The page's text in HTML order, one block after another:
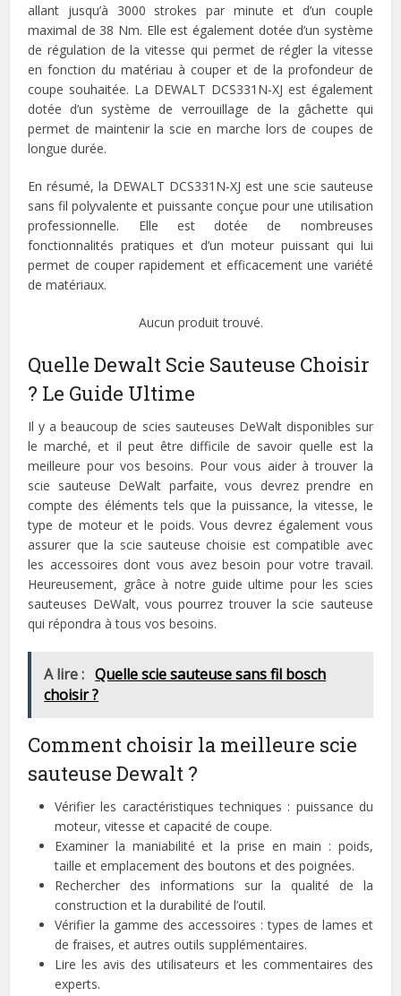
allant jusqu’à 3000 strokes par minute et d’un couple
maximal de 38 Nm. Elle est également dotée d’un système
de régulation de la vitesse qui permet de régler la vitesse
en fonction du matériau à couper et de la profondeur de
coupe souhaitée. La DEWALT DCS331N-XJ est également
dotée d’un système de verrouillage de la gâchette qui
permet de maintenir la scie en marche lors de coupes de
longue durée.
En résumé, la DEWALT DCS331N-XJ est une scie sauteuse
sans fil polyvalente et puissante conçue pour une utilisation
professionnelle. Elle est dotée de nombreuses
fonctionnalités pratiques et d’un moteur puissant qui lui
permet de couper rapidement et efficacement une variété
de matériaux.
Aucun produit trouvé.
Quelle Dewalt Scie Sauteuse Choisir
? Le Guide Ultime
Il y a beaucoup de scies sauteuses DeWalt disponibles sur
le marché, et il peut être difficile de savoir quelle est la
meilleure pour vos besoins. Pour vous aider à trouver la
scie sauteuse DeWalt parfaite, vous devrez prendre en
compte des éléments tels que la puissance, la vitesse, le
type de moteur et le poids. Vous devrez également vous
assurer que la scie sauteuse choisie est compatible avec
les accessoires dont vous avez besoin pour votre travail.
Heureusement, grâce à notre guide ultime pour les scies
sauteuses DeWalt, vous pourrez trouver la scie sauteuse
qui répondra à tous vos besoins.
A lire : Quelle scie sauteuse sans fil bosch
choisir ?
Comment choisir la meilleure scie
sauteuse Dewalt ?
Vérifier les caractéristiques techniques : puissance du
moteur, vitesse et capacité de coupe.
Examiner la maniabilité et la prise en main : poids,
taille et emplacement des boutons et des poignées.
Rechercher des informations sur la qualité de la
construction et la durabilité de l’outil.
Vérifier la gamme des accessoires : types de lames et
de fraises, et autres outils supplémentaires.
Lire les avis des utilisateurs et les commentaires des
experts.